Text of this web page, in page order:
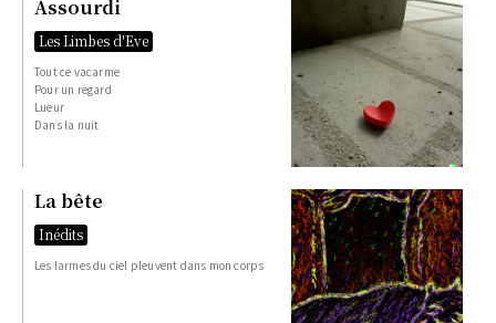
Assourdi
Les Limbes d'Eve
Tout ce vacarme
Pour un regard
Lueur
Dans la nuit
La bête
Inédits
Les larmes du ciel pleuvent dans mon corps